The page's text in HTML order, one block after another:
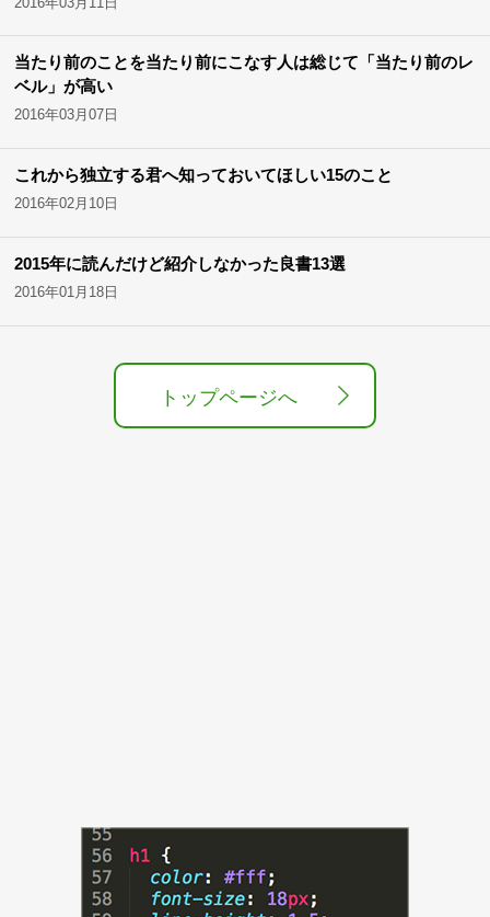
当たり前のことを当たり前にこなす人は総じて「当たり前のレ
ベル」が高い
2016年03月07日
これから独立する君へ知っておいてほしい15のこと
2016年02月10日
2015年に読んだけど紹介しなかった良書13選
2016年01月18日
トップページへ